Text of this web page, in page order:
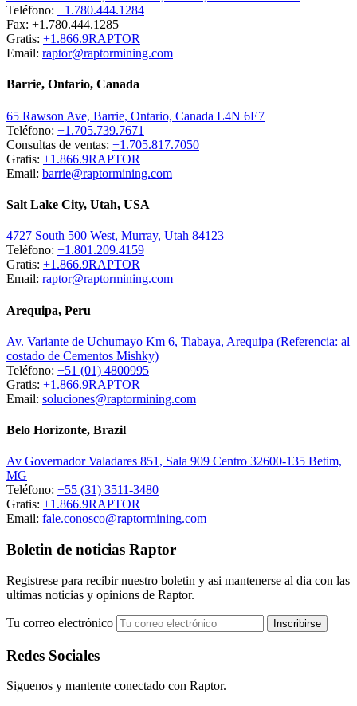
Teléfono: +1.780.444.1284
Fax: +1.780.444.1285
Gratis: +1.866.9RAPTOR
Email: raptor@raptormining.com
Barrie, Ontario, Canada
65 Rawson Ave, Barrie, Ontario, Canada L4N 6E7
Teléfono: +1.705.739.7671
Consultas de ventas: +1.705.817.7050
Gratis: +1.866.9RAPTOR
Email: barrie@raptormining.com
Salt Lake City, Utah, USA
4727 South 500 West, Murray, Utah 84123
Teléfono: +1.801.209.4159
Gratis: +1.866.9RAPTOR
Email: raptor@raptormining.com
Arequipa, Peru
Av. Variante de Uchumayo Km 6, Tiabaya, Arequipa (Referencia: al
costado de Cementos Mishky)
Teléfono: +51 (01) 4800995
Gratis: +1.866.9RAPTOR
Email: soluciones@raptormining.com
Belo Horizonte, Brazil
Av Governador Valadares 851, Sala 909 Centro 32600-135 Betim,
MG
Teléfono: +55 (31) 3511-3480
Gratis: +1.866.9RAPTOR
Email: fale.conosco@raptormining.com
Boletin de noticias Raptor
Registrese para recibir nuestro boletin y asi mantenerse al dia con las
ultimas noticias y opinions de Raptor.
Tu correo electrónico
Redes Sociales
Siguenos y mantente conectado con Raptor.